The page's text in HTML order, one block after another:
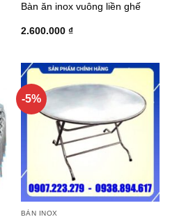
Bàn ăn inox vuông liền ghế
2.600.000 ₫
-5%
BÀN INOX